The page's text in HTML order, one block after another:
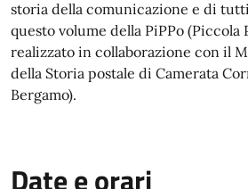
storia della comunicazione e di
questo volume della PiPPo
realizzato in collaborazione con il
della Storia postale di Camerata
Bergamo).
Date e orari